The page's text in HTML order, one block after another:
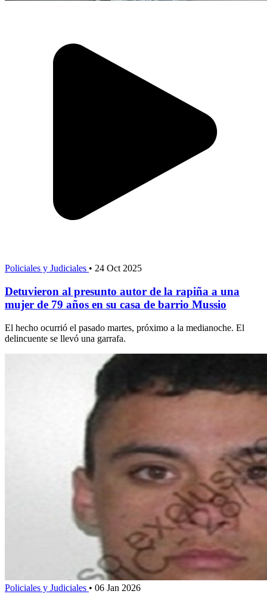
Policiales y Judiciales • 24 Oct 2025
Detuvieron al presunto autor de la rapiña a una
mujer de 79 años en su casa de barrio Mussio
El hecho ocurrió el pasado martes, próximo a la medianoche. El
delincuente se llevó una garrafa.
Policiales y Judiciales • 06 Jan 2026